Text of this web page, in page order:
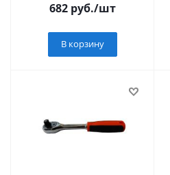
682 руб./шт
В корзину